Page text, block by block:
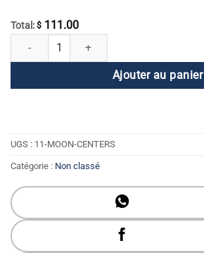
Total: $ 111.00
quantité de 11 Centres lunaires
Ajouter au panier
UGS : 11-MOON-CENTERS
Catégorie : Non classé